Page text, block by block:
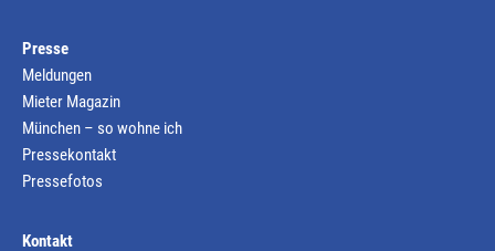
Presse
Meldungen
Mieter Magazin
München – so wohne ich
Pressekontakt
Pressefotos
Kontakt